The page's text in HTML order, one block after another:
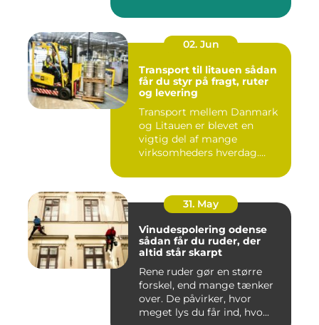
02. Jun
Transport til litauen sådan
får du styr på fragt, ruter
og levering
Transport mellem Danmark
og Litauen er blevet en
vigtig del af mange
virksomheders hverdag.
31. May
Vinudespolering odense
sådan får du ruder, der
altid står skarpt
Rene ruder gør en større
forskel, end mange tænker
over. De påvirker, hvor
meget lys du får ind, hvo...